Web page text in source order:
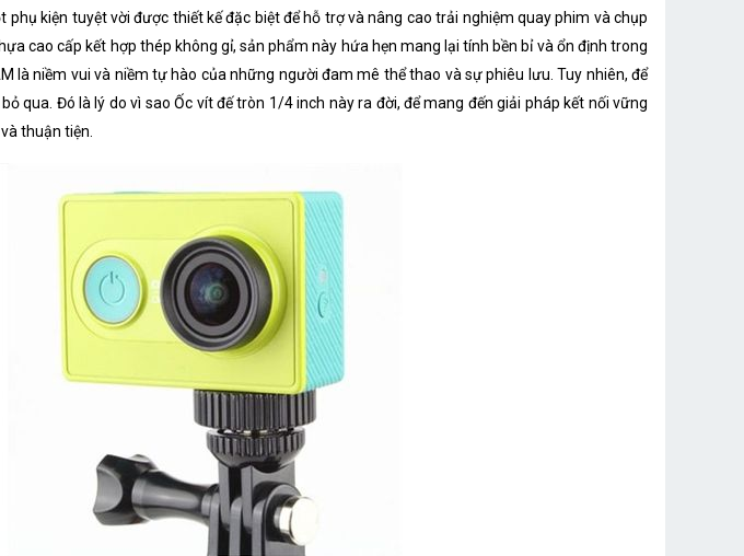
phụ kiện tuyệt vời được thiết kế đặc biệt để hỗ trợ và nâng cao trải nghiệm quay phim và chụp
cao cấp kết hợp thép không gỉ, sản phẩm này hứa hẹn mang lại tính bền bỉ và ổn định trong
là niềm vui và niềm tự hào của những người đam mê thể thao và sự phiêu lưu. Tuy nhiên, để
Đó là lý do vì sao Ốc vít đế tròn 1/4 inch này ra đời, để mang đến giải pháp kết nối vững
thuận tiện.